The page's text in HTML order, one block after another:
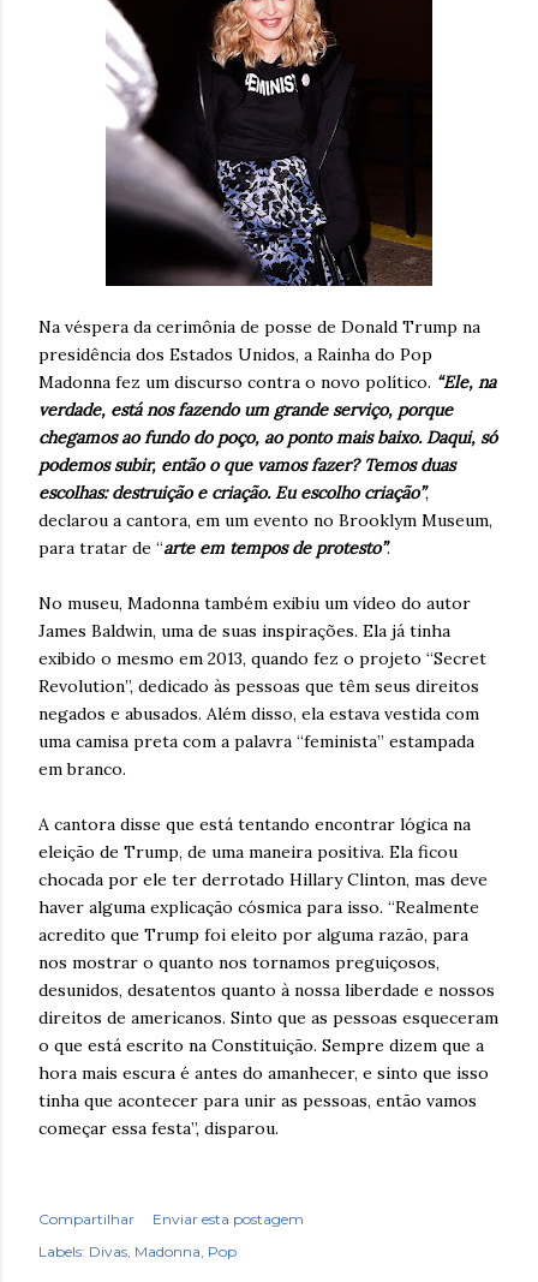
Na véspera da cerimônia de posse de Donald Trump na
presidência dos Estados Unidos, a Rainha do Pop
Madonna fez um discurso contra o novo político. “Ele, na
verdade, está nos fazendo um grande serviço, porque
chegamos ao fundo do poço, ao ponto mais baixo. Daqui, só
podemos subir, então o que vamos fazer? Temos duas
escolhas: destruição e criação. Eu escolho criação”,
declarou a cantora, em um evento no Brooklym Museum,
para tratar de “arte em tempos de protesto”.
No museu, Madonna também exibiu um vídeo do autor
James Baldwin, uma de suas inspirações. Ela já tinha
exibido o mesmo em 2013, quando fez o projeto “Secret
Revolution”, dedicado às pessoas que têm seus direitos
negados e abusados. Além disso, ela estava vestida com
uma camisa preta com a palavra “feminista” estampada
em branco.
A cantora disse que está tentando encontrar lógica na
eleição de Trump, de uma maneira positiva. Ela ficou
chocada por ele ter derrotado Hillary Clinton, mas deve
haver alguma explicação cósmica para isso. “Realmente
acredito que Trump foi eleito por alguma razão, para
nos mostrar o quanto nos tornamos preguiçosos,
desunidos, desatentos quanto à nossa liberdade e nossos
direitos de americanos. Sinto que as pessoas esqueceram
o que está escrito na Constituição. Sempre dizem que a
hora mais escura é antes do amanhecer, e sinto que isso
tinha que acontecer para unir as pessoas, então vamos
começar essa festa”, disparou.
Compartilhar
Enviar esta postagem
Labels: Divas Madonna Pop